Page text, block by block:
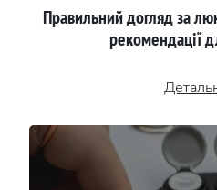
Правильний догляд за
рекомендації